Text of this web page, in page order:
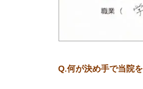
Q.何が決め手で当院